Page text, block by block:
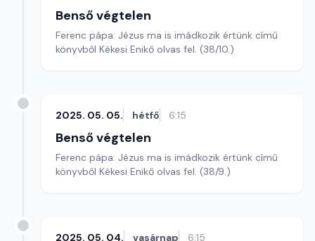
Benső végtelen
Ferenc pápa: Jézus ma is imádkozik értünk című
könyvből Kékesi Enikő olvas fel. (38/10.)
2025. 05. 05. hétfő 6:15
Benső végtelen
Ferenc pápa: Jézus ma is imádkozik értünk című
könyvből Kékesi Enikő olvas fel. (38/9.)
2025. 05. 04. vasárnap 6:15